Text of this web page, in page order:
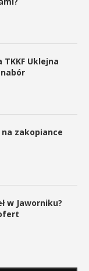
Uklejna
zakopiance
w Jaworniku?